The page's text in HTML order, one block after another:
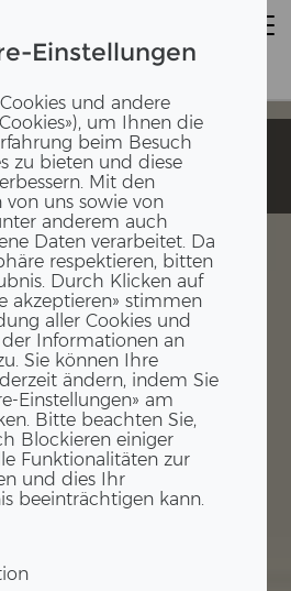
Einstellungen
und andere
um Ihnen die
beim Besuch
zu bieten und diese
Mit den
von uns sowie von
anderem auch
Daten verarbeitet. Da
respektieren, bitten
Durch Klicken auf
akzeptieren» stimmen
aller Cookies und
Informationen an
Sie können Ihre
ändern, indem Sie
Einstellungen» am
Bitte beachten Sie,
Blockieren einiger
Funktionalitäten zur
und dies Ihr
beeinträchtigen kann.
SBB
Waschtisch-
Module
SBB
Waschtisch-
Module